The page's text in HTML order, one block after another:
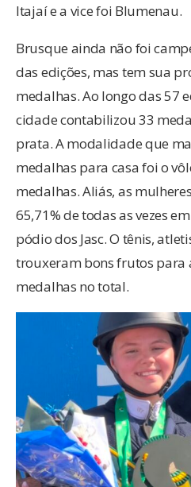
Itajaí e a vice foi Blumenau.
Brusque ainda não foi
das edições, mas tem sua
medalhas. Ao longo das 57
cidade contabilizou 33
prata. A modalidade que
medalhas para casa foi o
medalhas. Aliás, as
65,71% de todas as vezes
pódio dos Jasc. O tênis,
trouxeram bons frutos para
medalhas no total.